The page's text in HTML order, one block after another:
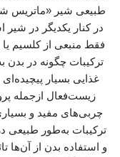
طبیعی شیر «ماتریس
در کنار یکدیگر در شیر
فقط منبعی از کلسیم یا
ترکیبات چگونه در
زیست‌فعال ازجمله
چربی‌های مفید و
ترکیبات به‌طور طبیعی
و استفاده بدن از آن‌ها